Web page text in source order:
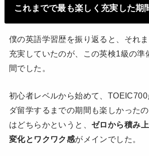
これまでで最も楽しく充実した期
僕の英語学習歴を振り返ると、それ
充実していたのが、この英検1級の準
間でした。
初心者レベルから始めて、
ダ留学するまでの期間も楽しかった
はどちらかというと、ゼロから積み
変化とワクワク感がメインでした。